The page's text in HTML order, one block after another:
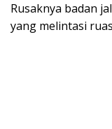
Rusaknya badan
yang melintasi